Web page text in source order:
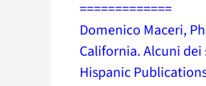
=============
Domenico Maceri,
California. Alcuni
Hispanic